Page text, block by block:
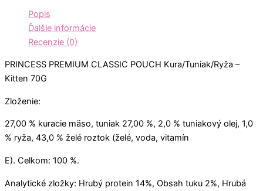
Popis
Ďalšie informácie
Recenzie (0)
PRINCESS PREMIUM CLASSIC POUCH Kura/Tuniak/Ryža –
Kitten 70G
Zloženie:
27,00 % kuracie mäso, tuniak 27,00 %, 2,0 % tuniakový olej, 1,0
% ryža, 43,0 % želé roztok (želé, voda, vitamín
E). Celkom: 100 %.
Analytické zložky: Hrubý protein 14%, Obsah tuku 2%, Hrubá